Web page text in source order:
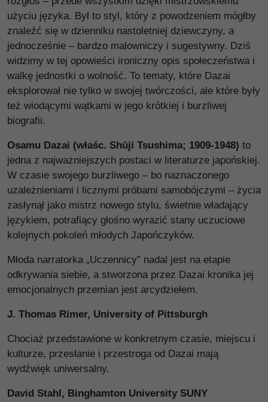
użyciu języka. Był to styl, który z powodzeniem mógłby
znaleźć się w dzienniku nastoletniej dziewczyny, a
jednocześnie – bardzo malowniczy i sugestywny. Dziś
widzimy w tej opowieści ironiczny opis społeczeństwa i
walkę jednostki o wolność. To tematy, które Dazai
eksplorował nie tylko w swojej twórczości, ale które były
też wiodącymi wątkami w jego krótkiej i burzliwej
biografii.
Osamu Dazai (właśc. Shūji Tsushima; 1909-1948) to
jedna z najważniejszych postaci w literaturze japońskiej.
W czasie swojego burzliwego – bo naznaczonego
uzależnieniami i licznymi próbami samobójczymi – życia
zasłynął jako mistrz nowego stylu, świetnie władający
językiem, potrafiący głośno wyrazić stany uczuciowe
kolejnych pokoleń młodych Japończyków.
Młoda narratorka „Uczennicy” nadal jest na etapie
odkrywania siebie, a stworzona przez Dazai kronika jej
emocjonalnych przemian jest arcydziełem.
J. Thomas Rimer, University of Pittsburgh
Chociaż przedstawione w konkretnym czasie, miejscu i
kulturze, przesłanie i przestroga od Dazai mają
wydźwięk uniwersalny.
David Stahl, Binghamton University SUNY